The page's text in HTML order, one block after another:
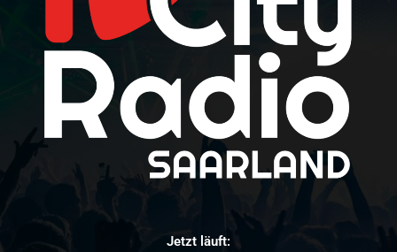
Jetzt läuft: